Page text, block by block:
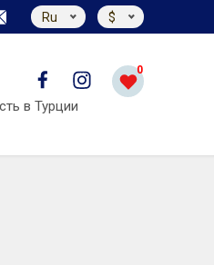
Ru $
0
в Турции